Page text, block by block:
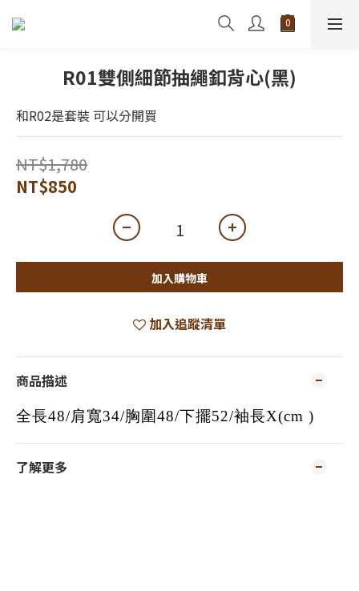
R01雙側細節抽繩釦背心(黑)
和R02是套裝 可以分開買
NT$1,780
NT$850
加入購物車
加入追蹤清單
商品描述
全長48/肩寬34/胸圍48/下擺52/袖長X(cm )
了解更多